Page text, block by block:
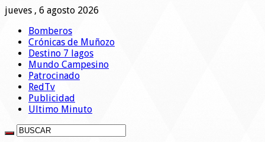
jueves , 6 agosto 2026
Bomberos
Crónicas de Muñozo
Destino 7 lagos
Mundo Campesino
Patrocinado
RedTv
Publicidad
Ultimo Minuto